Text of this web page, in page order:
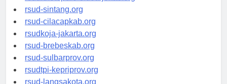
rsudrtnotopuro-sidoarjokab.org
rsud-sintang.org
rsud-cilacapkab.org
rsudkoja-jakarta.org
rsud-brebeskab.org
rsud-sulbarprov.org
rsudtpi-kepriprov.org